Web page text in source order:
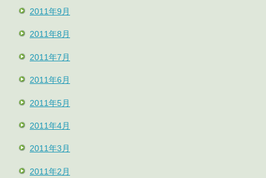
2011年9月
2011年8月
2011年7月
2011年6月
2011年5月
2011年4月
2011年3月
2011年2月